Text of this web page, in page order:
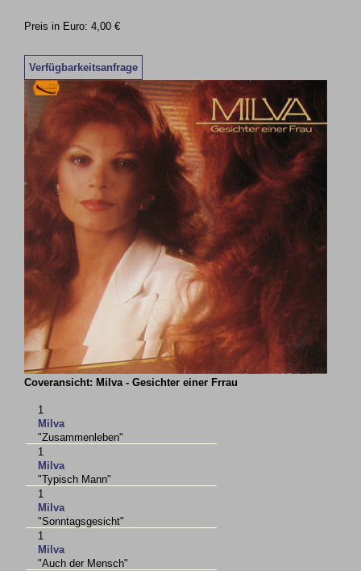
Preis in Euro: 4,00 €
Verfügbarkeitsanfrage
Coveransicht: Milva - Gesichter einer Frrau
1
Milva
"Zusammenleben"
1
Milva
"Typisch Mann"
1
Milva
"Sonntagsgesicht"
1
Milva
"Auch der Mensch"